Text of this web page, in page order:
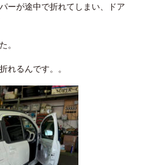
ーが途中で折れてしまい、ドア
。
れるんです。。